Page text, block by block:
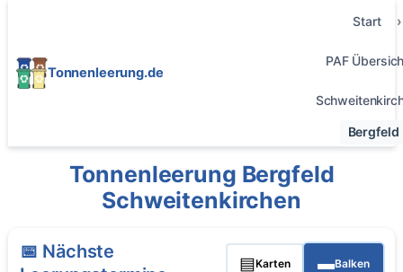
Tonnenleerung.de
Start
PAF
Bergfeld
Tonnenleerung Bergfeld
Schweitenkirchen
📅 Nächste
▤Karten ▬Balken